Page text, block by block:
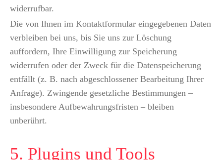
widerrufbar.
Die von Ihnen im Kontaktformular eingegebenen Daten
verbleiben bei uns, bis Sie uns zur Löschung
auffordern, Ihre Einwilligung zur Speicherung
widerrufen oder der Zweck für die Datenspeicherung
entfällt (z. B. nach abgeschlossener Bearbeitung Ihrer
Anfrage). Zwingende gesetzliche Bestimmungen –
insbesondere Aufbewahrungsfristen – bleiben
unberührt.
5. Plugins und Tools